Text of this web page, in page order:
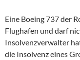
Eine Boeing 737 der
Flughafen und darf
Insolvenzverwalter
die Insolvenz eines